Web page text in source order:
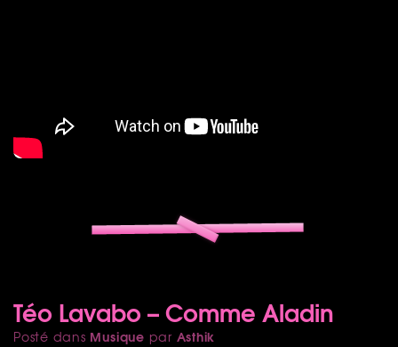
Téo Lavabo – Comme Aladin
Posté dans Musique par Asthik